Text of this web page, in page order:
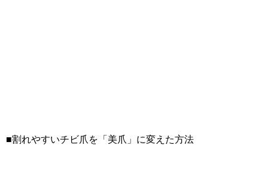
■割れやすいチビ爪を「美爪」に変えた方法